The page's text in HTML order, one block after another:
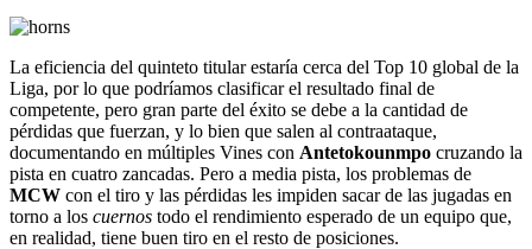
La eficiencia del quinteto titular estaría cerca del Top 10 global de la
Liga, por lo que podríamos clasificar el resultado final de
competente, pero gran parte del éxito se debe a la cantidad de
pérdidas que fuerzan, y lo bien que salen al contraataque,
documentando en múltiples Vines con Antetokounmpo cruzando la
pista en cuatro zancadas. Pero a media pista, los problemas de
MCW con el tiro y las pérdidas les impiden sacar de las jugadas en
torno a los cuernos todo el rendimiento esperado de un equipo que,
en realidad, tiene buen tiro en el resto de posiciones.